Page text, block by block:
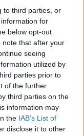
to third parties, or
for
below opt-out
note that after your
seeing
utilized by
parties prior to
of the further
third parties on the
information may
the IAB’s List of
disclose it to other
termică